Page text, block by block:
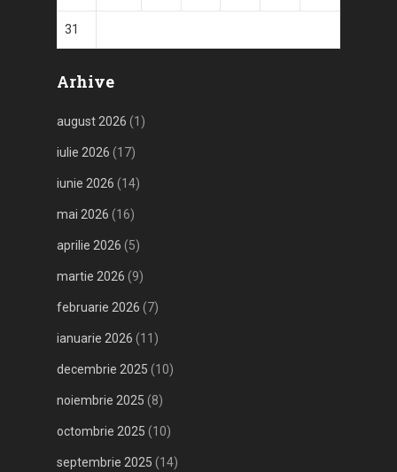
31
Arhive
august 2026 (1)
iulie 2026 (17)
iunie 2026 (14)
mai 2026 (16)
aprilie 2026 (5)
martie 2026 (9)
februarie 2026 (7)
ianuarie 2026 (11)
decembrie 2025 (10)
noiembrie 2025 (8)
octombrie 2025 (10)
septembrie 2025 (14)